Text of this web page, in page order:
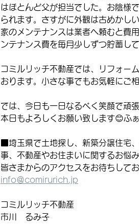
はほとんど父が担当でした。お陰様
られます。さすがに外観は古めかし
家のメンテナンスは業者へ頼むと費
ンテナンス費を毎月少しずつ貯蓄し
コミルリッチ不動産では、リフォー
おります。小さな事でもお気軽にご相
では、今日も一日なるべく笑顔で頑
本日もよろしくお願い致します😊ふぁ
■埼玉県で土地探し、新築分譲住宅
事、不動産やお住まいに関するお悩
皆さまからのアクセスをお待ちしてお
info＠comirurich.jp
コミルリッチ不動産
市川　るみ子